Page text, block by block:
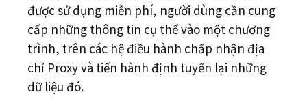
được sử dụng miễn phí, người dùng cần cung
cấp những thông tin cụ thể vào một chương
trình, trên các hệ điều hành chấp nhận địa
chỉ Proxy và tiến hành định tuyến lại những
dữ liệu đó.